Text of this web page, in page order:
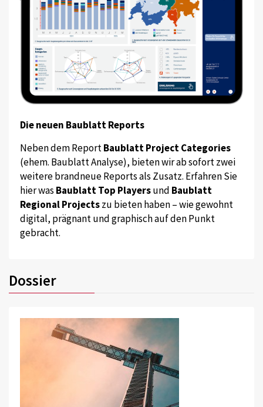
Die neuen Baublatt Reports
Neben dem ReportBaublatt Project Categories
(ehem. Baublatt Analyse), bieten wir ab sofort zwei
weitere brandneue Reports als Zusatz. Erfahren Sie
hier was Baublatt Top Playersund Baublatt
Regional Projectszu bieten haben – wie gewohnt
digital, prägnant und graphisch auf den Punkt
gebracht.
Dossier